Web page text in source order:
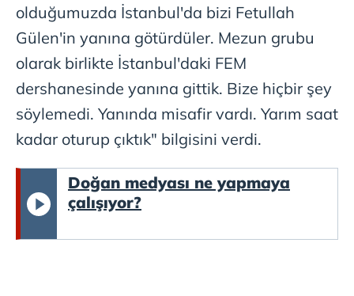
olduğumuzda İstanbul'da bizi Fetullah
Gülen'in yanına götürdüler. Mezun grubu
olarak birlikte İstanbul'daki FEM
dershanesinde yanına gittik. Bize hiçbir şey
söylemedi. Yanında misafir vardı. Yarım saat
kadar oturup çıktık" bilgisini verdi.
Doğan medyası ne yapmaya
çalışıyor?